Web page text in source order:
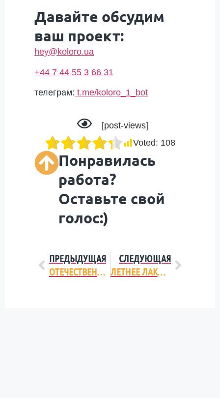
Давайте обсудим
ваш проект:
hey@koloro.ua
+44 7 44 55 3 66 31
телеграм: t.me/koloro_1_bot
[post-views]
Voted: 108
Понравилась
работа?
Оставьте свой
голос:)
ПРЕДЫДУЩАЯ
ОТЕЧЕСТВЕННЫЙ РЫНОК: МАНУАЛ ДЛЯ ЗАРУБЕЖНОГО ИНВЕСТОРА
СЛЕДУЮЩАЯ
ЛЕТНЕЕ ЛАКОМСТВО: АНАЛИЗ РЫНКА МОРОЖЕНОГО В УКРАИНЕ